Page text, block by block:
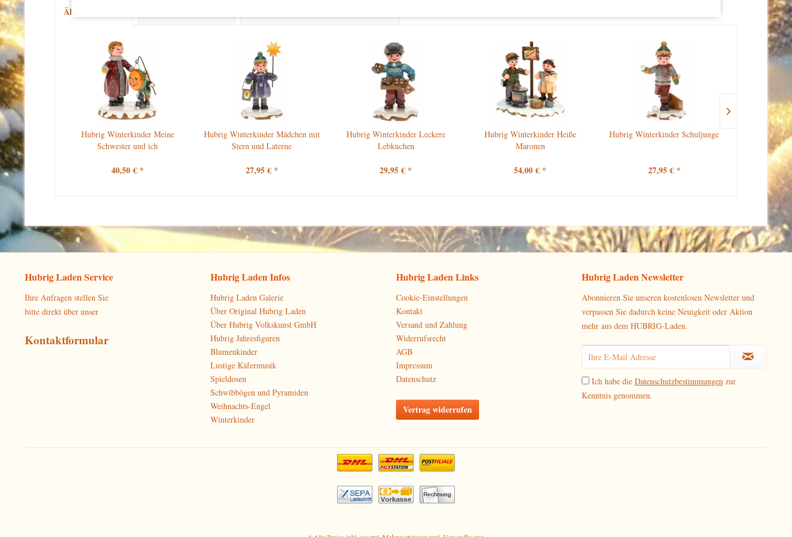
Ähnliche Artikel
Hubrig Winterkinder Meine
Schwester und ich
40,50 € *
Hubrig Winterkinder Mädchen mit
Stern und Laterne
27,95 € *
Hubrig Winterkinder Leckere
Lebkuchen
29,95 € *
Hubrig Winterkinder Heiße
Maronen
54,00 € *
Hubrig Winterkinder Schuljunge
27,95 € *
Hubrig Laden Service
Ihre Anfragen stellen Sie
bitte direkt über unser
Kontaktformular
Hubrig Laden Infos
Hubrig Laden Galerie
Über Original Hubrig Laden
Über Hubrig Volkskunst GmbH
Hubrig Jahresfiguren
Blumenkinder
Lustige Käfermusik
Spieldosen
Schwibbögen und Pyramiden
Weihnachts-Engel
Winterkinder
Hubrig Laden Links
Cookie-Einstellungen
Kontakt
Versand und Zahlung
Widerrufsrecht
AGB
Impressum
Datenschutz
Vertrag widerrufen
Hubrig Laden Newsletter
Abonnieren Sie unseren kostenlosen Newsletter und
verpassen Sie dadurch keine Neuigkeit oder Aktion
mehr aus dem HUBRIG-Laden.
Ich habe die Datenschutzbestimmungen zur
Kenntnis genommen.